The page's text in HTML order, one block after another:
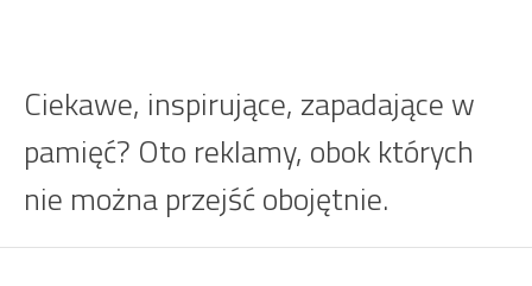
Ciekawe, inspirujące, zapadające w
pamięć? Oto reklamy, obok których
nie można przejść obojętnie.